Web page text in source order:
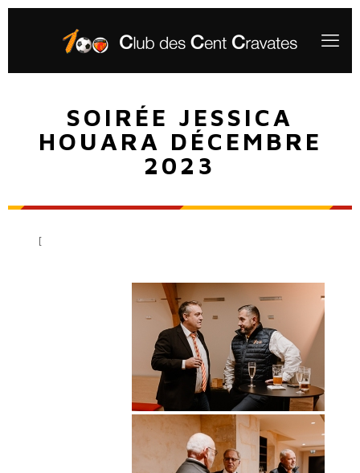
SOIRÉE JESSICA
HOUARA DÉCEMBRE
2023
[